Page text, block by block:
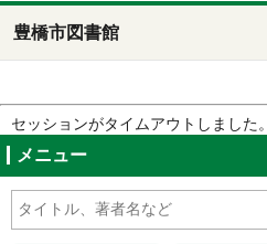
豊橋市図書館
セッションがタイムアウトしました。
メニュー